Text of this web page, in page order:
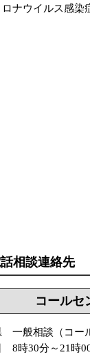
ロナウイルス感染
相談連絡先
コールセ
一般相談（コー
時30分～21時